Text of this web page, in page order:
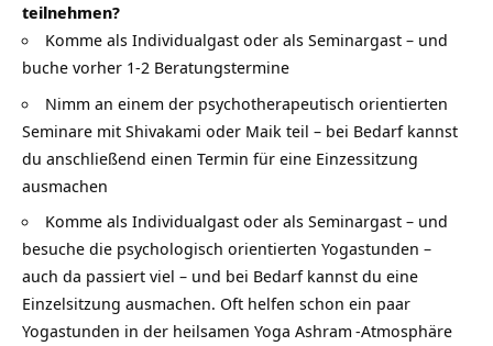
teilnehmen?
Komme als Individualgast oder als Seminargast – und
buche vorher 1-2 Beratungstermine
Nimm an einem der psychotherapeutisch orientierten
Seminare mit Shivakami oder Maik teil – bei Bedarf kannst
du anschließend einen Termin für eine Einzessitzung
ausmachen
Komme als Individualgast oder als Seminargast – und
besuche die psychologisch orientierten Yogastunden –
auch da passiert viel – und bei Bedarf kannst du eine
Einzelsitzung ausmachen. Oft helfen schon ein paar
Yogastunden in der heilsamen Yoga Ashram -Atmosphäre